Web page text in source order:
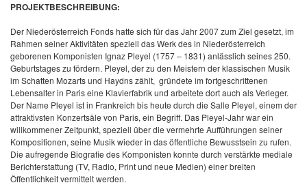
PROJEKTBESCHREIBUNG:
Der Niederösterreich Fonds hatte sich für das Jahr 2007 zum Ziel gesetzt, im
Rahmen seiner Aktivitäten speziell das Werk des in Niederösterreich
geborenen Komponisten Ignaz Pleyel (1757 – 1831) anlässlich seines 250.
Geburtstages zu fördern. Pleyel, der zu den Meistern der klassischen Musik
im Schatten Mozarts und Haydns zählt, gründete im fortgeschrittenen
Lebensalter in Paris eine Klavierfabrik und arbeitete dort auch als Verleger.
Der Name Pleyel ist in Frankreich bis heute durch die Salle Pleyel, einem der
attraktivsten Konzertsäle von Paris, ein Begriff. Das Pleyel-Jahr war ein
willkommener Zeitpunkt, speziell über die vermehrte Aufführungen seiner
Kompositionen, seine Musik wieder in das öffentliche Bewusstsein zu rufen.
Die aufregende Biografie des Komponisten konnte durch verstärkte mediale
Berichterstattung (TV, Radio, Print und neue Medien) einer breiten
Öffentlichkeit vermittelt werden.